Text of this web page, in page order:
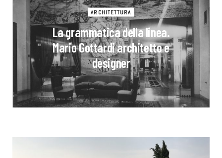
ARCHITETTURA
La grammatica della linea.
Mario Gottardi architetto e
designer